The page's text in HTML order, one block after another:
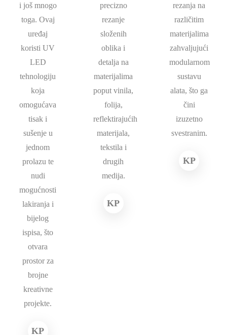
KP
i još mnogo
toga. Ovaj
uređaj
koristi UV
LED
tehnologiju
koja
omogućava
tisak i
sušenje u
jednom
prolazu te
nudi
mogućnosti
lakiranja i
bijelog
ispisa, što
otvara
prostor za
brojne
kreativne
projekte.
KP
precizno
rezanje
složenih
oblika i
detalja na
materijalima
poput vinila,
folija,
reflektirajućih
materijala,
tekstila i
drugih
medija.
KP
rezanja na
različitim
materijalima
zahvaljujući
modularnom
sustavu
alata, što ga
čini
izuzetno
svestranim.